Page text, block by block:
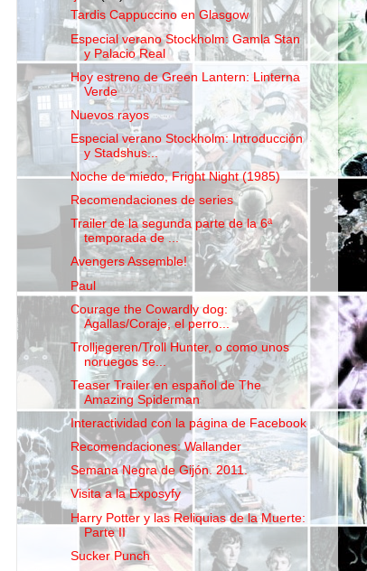
Tardis Cappuccino en Glasgow
Especial verano Stockholm: Gamla Stan
y Palacio Real
Hoy estreno de Green Lantern: Linterna
Verde
Nuevos rayos
Especial verano Stockholm: Introducción
y Stadshus...
Noche de miedo, Fright Night (1985)
Recomendaciones de series
Trailer de la segunda parte de la 6ª
temporada de ...
Avengers Assemble!
Paul
Courage the Cowardly dog:
Agallas/Coraje, el perro...
Trolljegeren/Troll Hunter, o como unos
noruegos se...
Teaser Trailer en español de The
Amazing Spiderman
Interactividad con la página de Facebook
Recomendaciones: Wallander
Semana Negra de Gijón. 2011.
Visita a la Exposyfy
Harry Potter y las Reliquias de la Muerte:
Parte II
Sucker Punch